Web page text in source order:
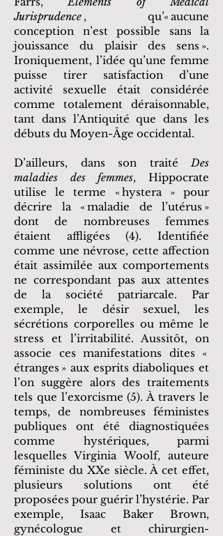
Jurisprudence , qu’« aucune
conception n’est possible sans la
jouissance du plaisir des sens ».
Ironiquement, l’idée qu’une femme
puisse tirer satisfaction d’une
activité sexuelle était considérée
comme totalement déraisonnable,
tant dans l’Antiquité que dans les
débuts du Moyen-Âge occidental.
D’ailleurs, dans son traitéDes
maladies des femmes, Hippocrate
utilise le terme « hystera
»
pour
décrire la « maladie de l’utérus »
dont de nombreuses femmes
étaient affligées (4). Identifiée
comme une névrose, cette affection
était assimilée aux comportements
ne correspondant pas aux attentes
de la société patriarcale. Par
exemple, le désir sexuel, les
sécrétions corporelles ou même le
stress et l’irritabilité. Aussitôt, on
associe ces manifestations dites «
étranges » aux esprits diaboliques et
l’on suggère alors des traitements
tels que l’exorcisme (5). À travers le
temps, de nombreuses féministes
publiques ont été diagnostiquées
comme hystériques, parmi
lesquelles Virginia Woolf, auteure
féministe du XXe siècle. À cet effet,
plusieurs solutions ont été
proposées pour guérir l’hystérie. Par
exemple, Isaac Baker Brown,
gynécologue et chirurgien-